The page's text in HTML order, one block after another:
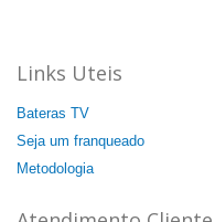
Links Uteis
Bateras TV
Seja um franqueado
Metodologia